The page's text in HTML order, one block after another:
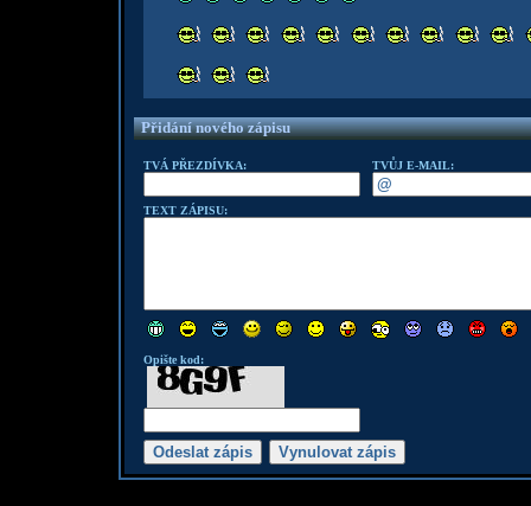
Přidání nového zápisu
TVÁ PŘEZDÍVKA: TVŮJ E-MAIL:
TEXT ZÁPISU:
Opište kod: